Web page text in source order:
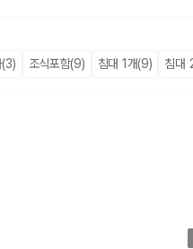
의성에 따라 실제 이용 만족도
주 렌트카 최저가를 찾는 사용자
이동에 적합하며 보험 조건과 차
(3)
조식포함(9) 침대 1개(9) 침대